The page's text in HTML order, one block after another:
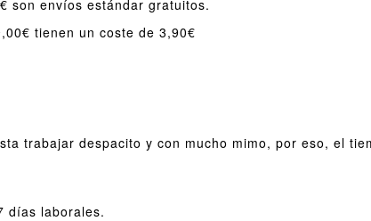
son envíos estándar gratuitos.
tienen un coste de 3,90€
trabajar despacito y con mucho mimo, por eso, el
días laborales.